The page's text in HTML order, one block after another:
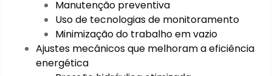
Manutenção preventiva
Uso de tecnologias de monitoramento
Minimização do trabalho em vazio
Ajustes mecânicos que melhoram a eficiência
energética